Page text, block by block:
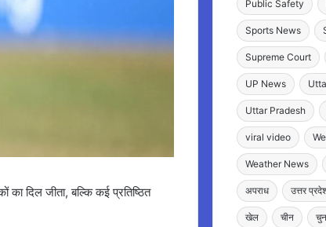
दिल जीता, बल्कि कई प्रतिष्ठित
Public Safety
Sports News
Supreme Court
UP News
Uttar Pradesh
viral video
Weather News
अपराध उत्तर
खेल चीन